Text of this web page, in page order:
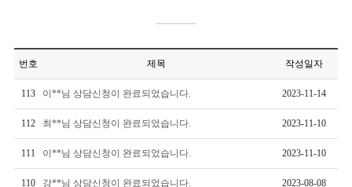
번호 제목 작성일자
113 이**님 상담신청이 완료되었습니다. 2023-11-14
112 최**님 상담신청이 완료되었습니다. 2023-11-10
111 이**님 상담신청이 완료되었습니다. 2023-11-10
110 강**님 상담신청이 완료되었습니다. 2023-08-08